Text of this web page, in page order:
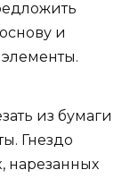
и
из бумаги
Гнездо
нарезанных